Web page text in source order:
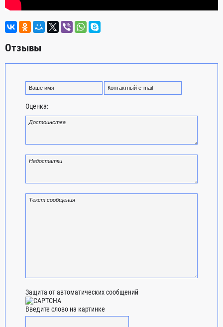
Отзывы
Оценка:
Защита от автоматических сообщений
Введите слово на картинке